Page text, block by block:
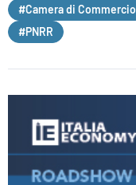
#Camera di Commercio
#PNRR